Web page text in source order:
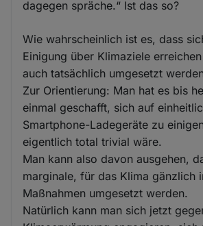
dagegen spräche.“ Ist das so?
Wie wahrscheinlich ist es, dass
Einigung über Klimaziele
auch tatsächlich umgesetzt
Zur Orientierung: Man hat es bis
einmal geschafft, sich auf
Smartphone-Ladegeräte zu
eigentlich total trivial wäre.
Man kann also davon ausgehen,
marginale, für das Klima gänzlich
Maßnahmen umgesetzt werden.
Natürlich kann man sich jetzt